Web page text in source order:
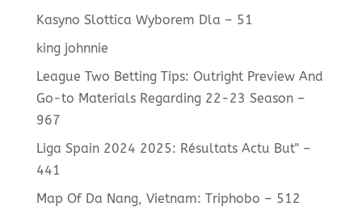
Kasyno Slottica Wyborem Dla – 51
king johnnie
League Two Betting Tips: Outright Preview And
Go-to Materials Regarding 22-23 Season –
967
Liga Spain 2024 2025: Résultats Actu But" –
441
Map Of Da Nang, Vietnam: Triphobo – 512